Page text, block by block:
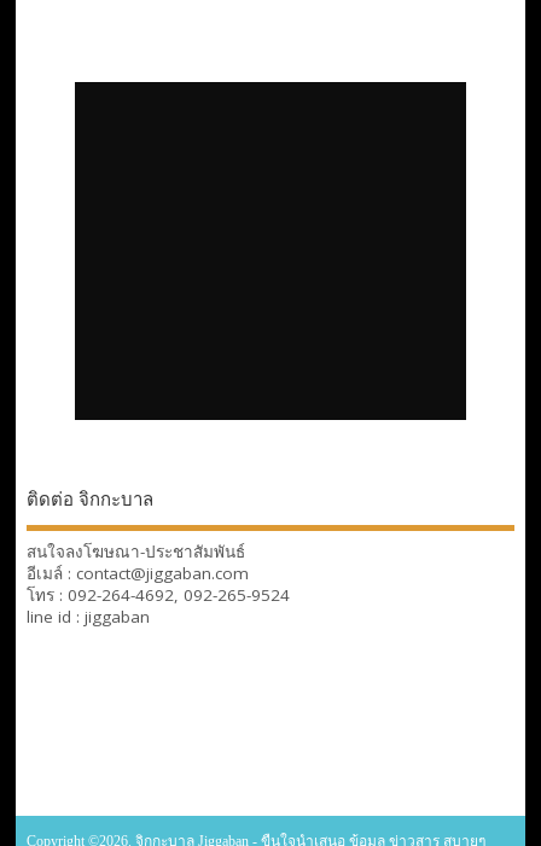
ติดต่อ จิกกะบาล
สนใจลงโฆษณา-ประชาสัมพันธ์
อีเมล์ : contact@jiggaban.com
โทร : 092-264-4692, 092-265-9524
line id : jiggaban
Copyright ©2026. จิกกะบาล Jiggaban - ขืนใจนำเสนอ ข้อมูล ข่าวสาร สบายๆ